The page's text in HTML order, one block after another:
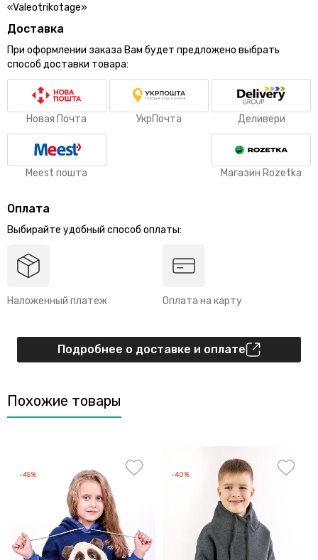
«Valeotrikotage»
Доставка
При оформлении заказа Вам будет предложено выбрать
способ доставки товара:
Новая Почта УкрПочта Деливери
Meest пошта Магазин Rozetka
Оплата
Выбирайте удобный способ оплаты:
Наложенный платеж Оплата на карту
Подробнее о доставке и оплате
Похожие товары
-45% -40%